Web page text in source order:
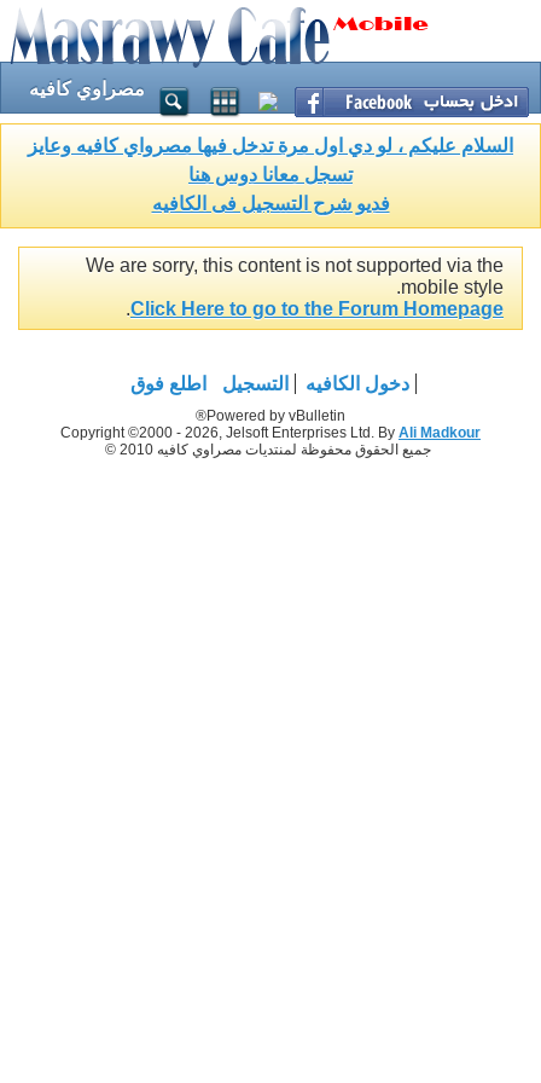
مصراوي كافيه
السلام عليكم ، لو دي اول مرة تدخل فيها مصرواي كافيه وعايز
تسجل معانا دوس هنا
فديو شرح التسجيل فى الكافيه
We are sorry, this content is not supported via the
mobile style.
Click Here to go to the Forum Homepage
.
دخول الكافيه التسجيل اطلع فوق
Powered by vBulletin®
Copyright ©2000 - 2026, Jelsoft Enterprises Ltd. By Ali Madkour
جميع الحقوق محفوظة لمنتديات مصراوي كافيه 2010 ©